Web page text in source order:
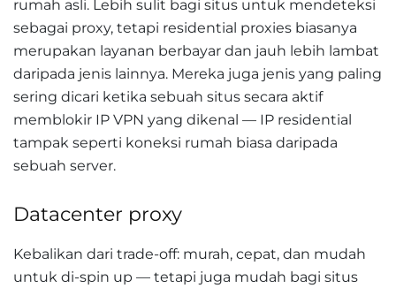
rumah asli. Lebih sulit bagi situs untuk mendeteksi
sebagai proxy, tetapi residential proxies biasanya
merupakan layanan berbayar dan jauh lebih lambat
daripada jenis lainnya. Mereka juga jenis yang paling
sering dicari ketika sebuah situs secara aktif
memblokir IP VPN yang dikenal — IP residential
tampak seperti koneksi rumah biasa daripada
sebuah server.
Datacenter proxy
Kebalikan dari trade-off: murah, cepat, dan mudah
untuk di-spin up — tetapi juga mudah bagi situs